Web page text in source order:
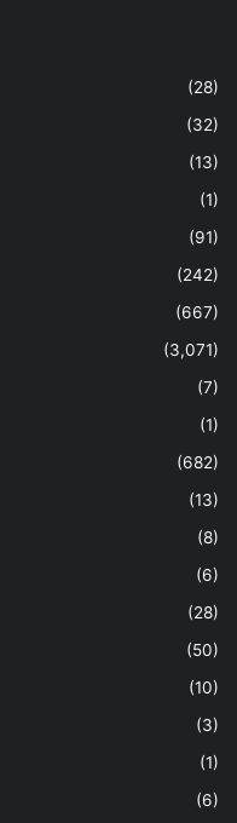
(28)
(32)
(13)
(1)
(91)
(242)
(667)
(3,071)
(7)
(1)
(682)
(13)
(8)
(6)
(28)
(50)
(10)
(3)
(1)
(6)